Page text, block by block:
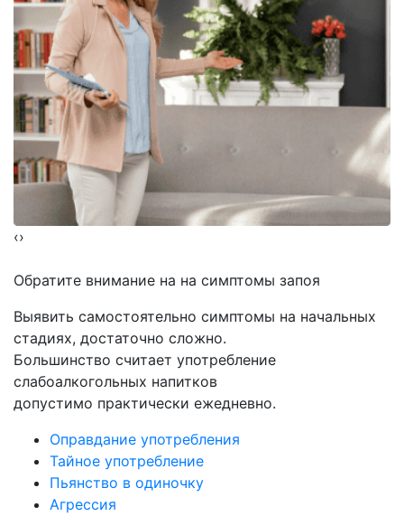
‹›
Обратите внимание на на симптомы запоя
Выявить самостоятельно симптомы на начальных
стадиях, достаточно сложно.
Большинство считает употребление
слабоалкогольных напитков
допустимо практически ежедневно.
Оправдание употребления
Тайное употребление
Пьянство в одиночку
Агрессия